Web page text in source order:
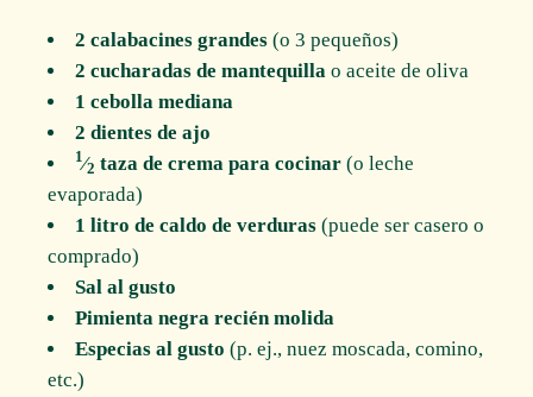
2 calabacines grandes (o 3 pequeños)
2 cucharadas de mantequilla o aceite de oliva
1 cebolla mediana
2 dientes de ajo
1⁄2 taza de crema para cocinar (o leche
evaporada)
1 litro de caldo de verduras (puede ser casero o
comprado)
Sal al gusto
Pimienta negra recién molida
Especias al gusto (p. ej., nuez moscada, comino,
etc.)